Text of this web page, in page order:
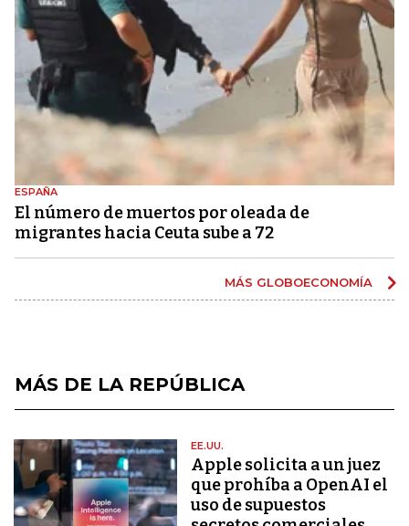
ESPAÑA
El número de muertos por oleada de
migrantes hacia Ceuta sube a 72
MÁS GLOBOECONOMÍA
MÁS DE LA REPÚBLICA
EE.UU.
Apple solicita a un juez
que prohíba a OpenAI el
uso de supuestos